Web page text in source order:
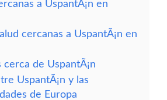
a UspantÃ¡n en
cercanas a UspantÃ¡n en
de UspantÃ¡n
UspantÃ¡n y las
de Europa